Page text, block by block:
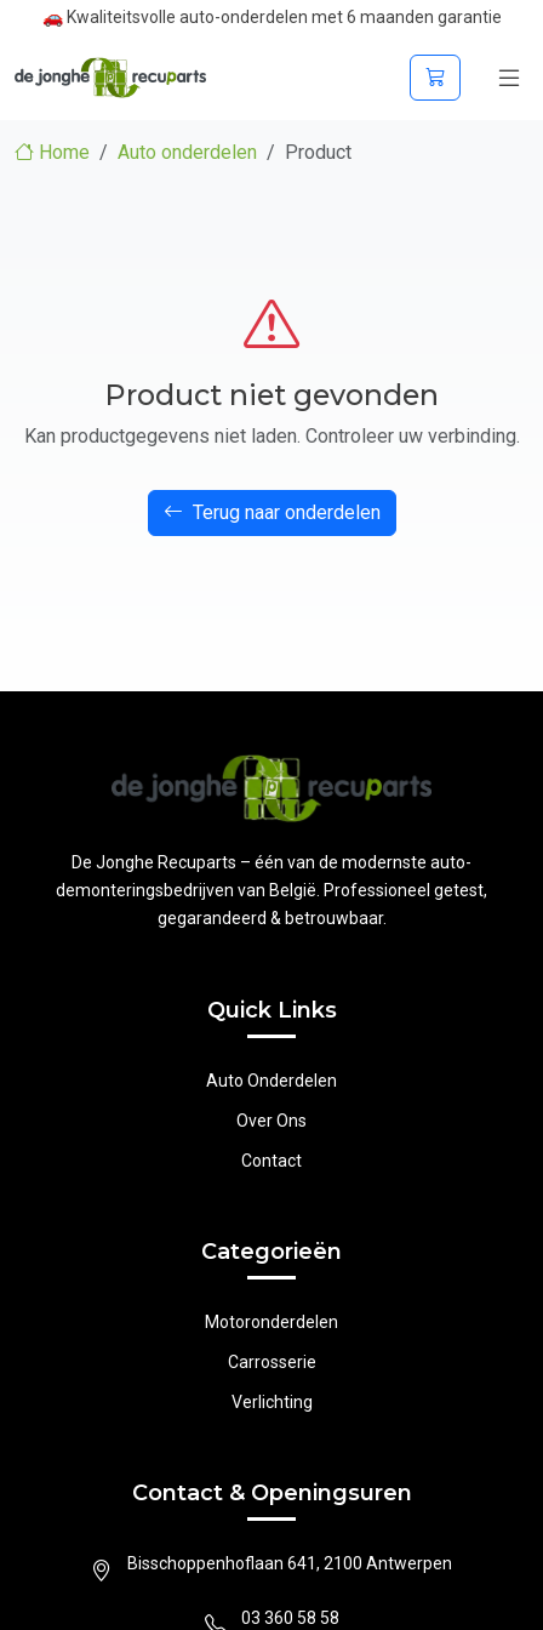
🚗 Kwaliteitsvolle auto-onderdelen met 6 maanden garantie
Home Auto onderdelen Product
Product niet gevonden
Kan productgegevens niet laden. Controleer uw verbinding.
Terug naar onderdelen
De Jonghe Recuparts – één van de modernste auto-
demonteringsbedrijven van België. Professioneel getest,
gegarandeerd & betrouwbaar.
Quick Links
Auto Onderdelen
Over Ons
Contact
Categorieën
Motoronderdelen
Carrosserie
Verlichting
Contact & Openingsuren
Bisschoppenhoflaan 641, 2100 Antwerpen
03 360 58 58